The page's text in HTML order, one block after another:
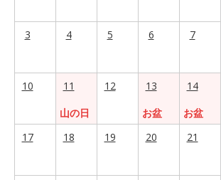
3 4 5 6 7
10
11
山の日
12
13
お盆
14
お盆
17
18 19 20 21